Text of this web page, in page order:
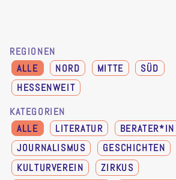
REGIONEN
ALLE
NORD MITTE
SÜD
HESSENWEIT
KATEGORIEN
ALLE
LITERATUR
BERATER*IN
JOURNALISMUS
GESCHICHTEN
KULTURVEREIN
ZIRKUS